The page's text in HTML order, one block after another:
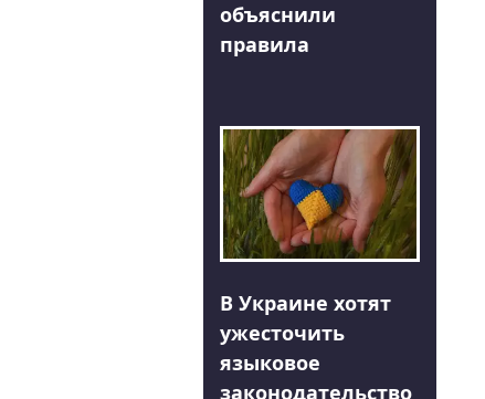
объяснили
правила
В Украине хотят
ужесточить
языковое
законодательство